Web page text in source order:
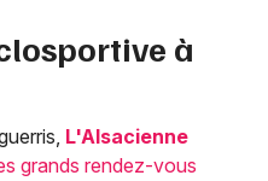
à
L'Alsacienne
grands rendez-vous